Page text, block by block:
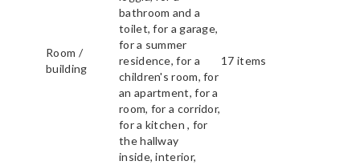
Room /
building
bathroom and a
toilet, for a garage,
for a summer
residence, for a
children's room, for
an apartment, for a
room, for a corridor,
for a kitchen , for
the hallway
17 items
inside, interior,